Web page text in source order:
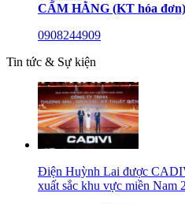
CẨM HẰNG (KT hóa đơn)
0908244909
Tin tức & Sự kiện
Điện Huỳnh Lai được
xuất sắc khu vực miền Nam